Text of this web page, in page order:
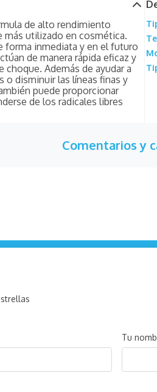
de alto rendimiento
más utilizado en cosmética.
forma inmediata y en el futuro
de manera rápida eficaz y
Además de ayudar a
o disminuir las líneas finas y
puede proporcionar
de los radicales libres
Comentarios y
Tu